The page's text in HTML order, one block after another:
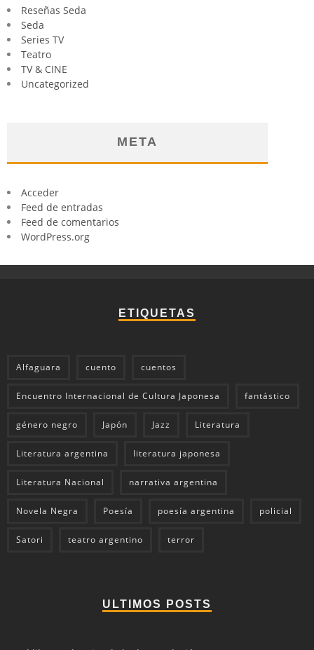
Reseñas Seda
Seda
Series TV
Teatro
TV & CINE
Uncategorized
META
Acceder
Feed de entradas
Feed de comentarios
WordPress.org
ETIQUETAS
Alfaguara cuento cuentos
Encuentro Internacional de Cultura Japonesa fantástico
género negro Japón Jazz Literatura
Literatura argentina literatura japonesa
Literatura Nacional narrativa argentina
Novela Negra Poesía poesía argentina policial
Satori teatro argentino terror
ULTIMOS POSTS